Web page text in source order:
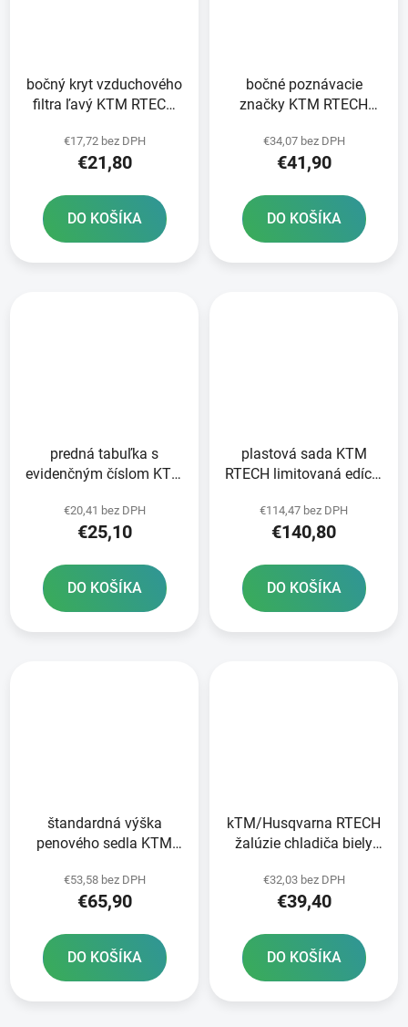
bočný kryt vzduchového
filtra ľavý KTM RTECH
€17,72 bez DPH
€21,80
DO KOŠÍKA
bočné poznávacie
značky KTM RTECH
€34,07 bez DPH
€41,90
DO KOŠÍKA
predná tabuľka s
evidenčným číslom KTM
€20,41 bez DPH
€25,10
DO KOŠÍKA
plastová sada KTM
RTECH limitovaná edícia
dielov vrátane krytov
vzduchového filtra
€114,47 bez DPH
€140,80
DO KOŠÍKA
štandardná výška
penového sedla KTM
€53,58 bez DPH
€65,90
DO KOŠÍKA
kTM/Husqvarna RTECH
žalúzie chladiča biely
€32,03 bez DPH
€39,40
DO KOŠÍKA